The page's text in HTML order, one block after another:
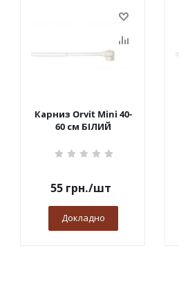
Карниз Orvit Mini 40-
60 см БІЛИЙ
55грн./шт
Докладно